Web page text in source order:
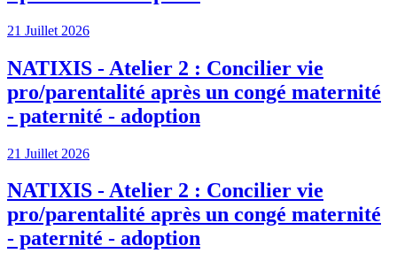
21 Juillet 2026
NATIXIS - Atelier 2 : Concilier vie
pro/parentalité après un congé maternité
- paternité - adoption
21 Juillet 2026
NATIXIS - Atelier 2 : Concilier vie
pro/parentalité après un congé maternité
- paternité - adoption